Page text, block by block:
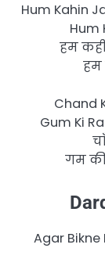
Hum Kahin
Hum
हम
हम
Chand
Gum Ki
गम की
Agar